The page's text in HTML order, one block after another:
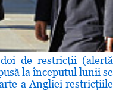
de restricţii (alertă
la începutul lunii se
a Angliei restricţiile